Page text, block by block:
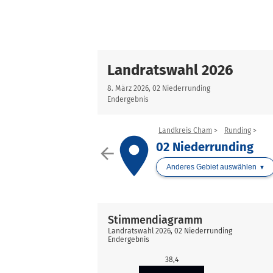
Landratswahl 2026
8. März 2026, 02 Niederrunding
Endergebnis
arrow_backplace
Landkreis Cham Runding
02 Niederrunding
Anderes Gebiet auswählen
38,4
Stimmendiagramm
Landratswahl 2026, 02 Niederrunding
Endergebnis